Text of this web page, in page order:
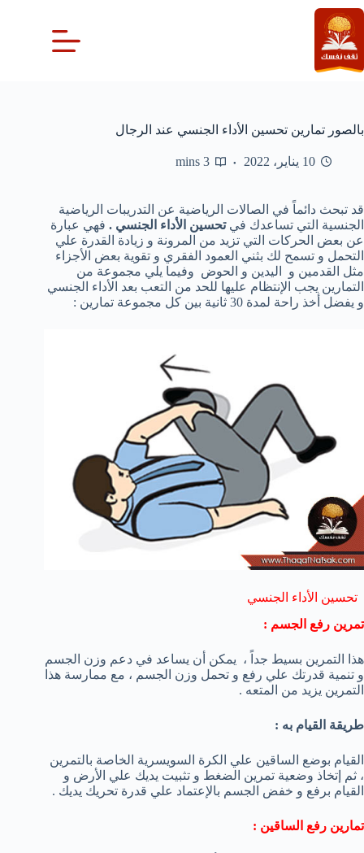
التجاوز
إلى
المحتوى
بالصور تمارين تحسين الأداء الجنسي عند الرجال
10 يناير، 2022 3 mins
قد تبحث دائماً في الصالات الرياضية عن التدريبات الرياضية
الجنسية التي تساعدك فيتحسين الأداء الجنسي . فهي عبارة
عن بعض الحركات التي تزيد من المرونة و زيادة القدرة علي
التحمل و تسمح لك بثني العمود الفقري و تقوية بعض الأجزاء
مثل القدمين و اليدين و الحوض وفيما يلي مجموعة من
التمارين يجب الإنتظام عليها للحد من التعب بعد الأداء الجنسي
و يفضل أخذ راحة لمدة 30 ثانية بين كل مجموعة تمارين :
تحسين الأداء الجنسي
تمرين رفع الجسم :
هذا التمرين بسيط جداً ، يمكن أن يساعد في دعم وزن الجسم
و تنمية قدرتك علي رفع و تحمل وزن الجسم ، مع ممارسة هذا
التمرين يزيد من المتعه .
طريقة القيام به :
القيام بوضع الساقين علي الكرة السويسرية الخاصة بالتمرين
، ثم إتخاذ وضعية تمرين الضغط و تثبيت يديك علي الأرض و
القيام برفع و خفض الجسم بالإعتماد علي قدرة تحريك يديك .
تمارين رفع الساقين :